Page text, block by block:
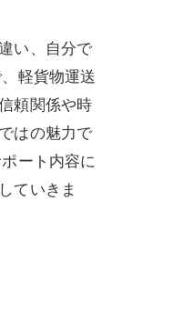
い、自分で
軽貨物運送
頼関係や時
はの魅力で
ート内容に
ていきま